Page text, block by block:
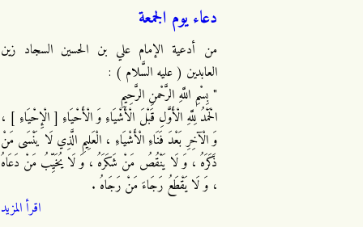
دعاء يوم الجمعة
من أدعية الإمام علي بن الحسين السجاد زين
العابدين ( عليه السَّلام ) :
" بِسْمِ اللَّهِ الرَّحْمنِ الرَّحِيمِ
الْحَمْدُ لِلَّهِ الْأَوَّلِ قَبْلَ الْأَشْيَاءِ وَ الْأَحْيَاءِ [ الْإِحْيَاءِ ] ،
وَ الْآخِرِ بَعْدَ فَنَاءِ الْأَشْيَاءِ ، الْعَلِيمِ الَّذِي لَا يَنْسَى مَنْ
ذَكَرَهُ ، وَ لَا يَنْقُصُ مَنْ شَكَرَهُ ، وَ لَا يُخَيِّبُ مَنْ دَعَاهُ
، وَ لَا يَقْطَعُ رَجَاءَ مَنْ رَجَاهُ .
اقرأ المزيد